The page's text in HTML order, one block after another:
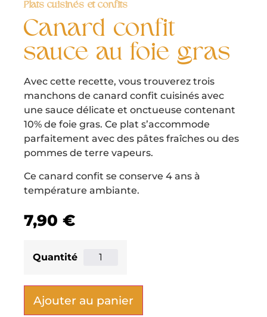
Plats cuisinés et confits
Canard confit
sauce au foie gras
Avec cette recette, vous trouverez trois
manchons de canard confit cuisinés avec
une sauce délicate et onctueuse contenant
10% de foie gras. Ce plat s’accommode
parfaitement avec des pâtes fraîches ou des
pommes de terre vapeurs.
Ce canard confit se conserve 4 ans à
température ambiante.
7,90 €
Ajouter au panier